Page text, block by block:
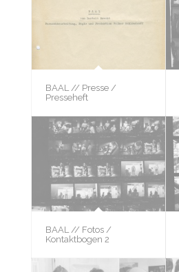
BAAL // Presse /
Presseheft
BAAL // Fotos /
Kontaktbogen 2